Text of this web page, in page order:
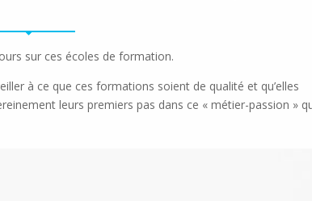
sur ces écoles de formation.
à ce que ces formations soient de qualité et qu’elles
leurs premiers pas dans ce « métier-passion »